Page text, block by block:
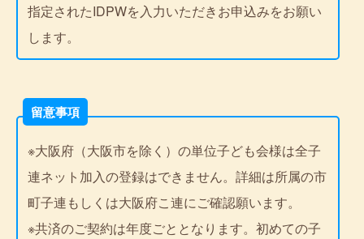
指定されたIDPWを入力いただきお申込みをお願い
します。
留意事項
※大阪府（大阪市を除く）の単位子ども会様は全子
連ネット加入の登録はできません。詳細は所属の市
町子連もしくは大阪府こ連にご確認願います。
※共済のご契約は年度ごととなります。初めての子